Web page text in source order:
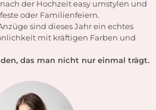
der Hochzeit easy umstylen und
oder Familienfeiern.
sind dieses Jahr ein echtes
mit kräftigen Farben und
das man nicht nur einmal trägt.